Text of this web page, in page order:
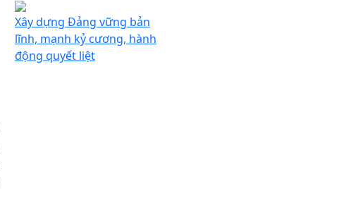
Xây dựng Đảng vững bản
lĩnh, mạnh kỷ cương, hành
động quyết liệt